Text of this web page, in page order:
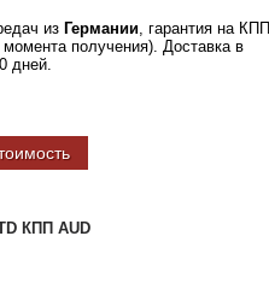
из Германии, гарантия на КПП
получения). Доставка в
дней.
КПП AUD